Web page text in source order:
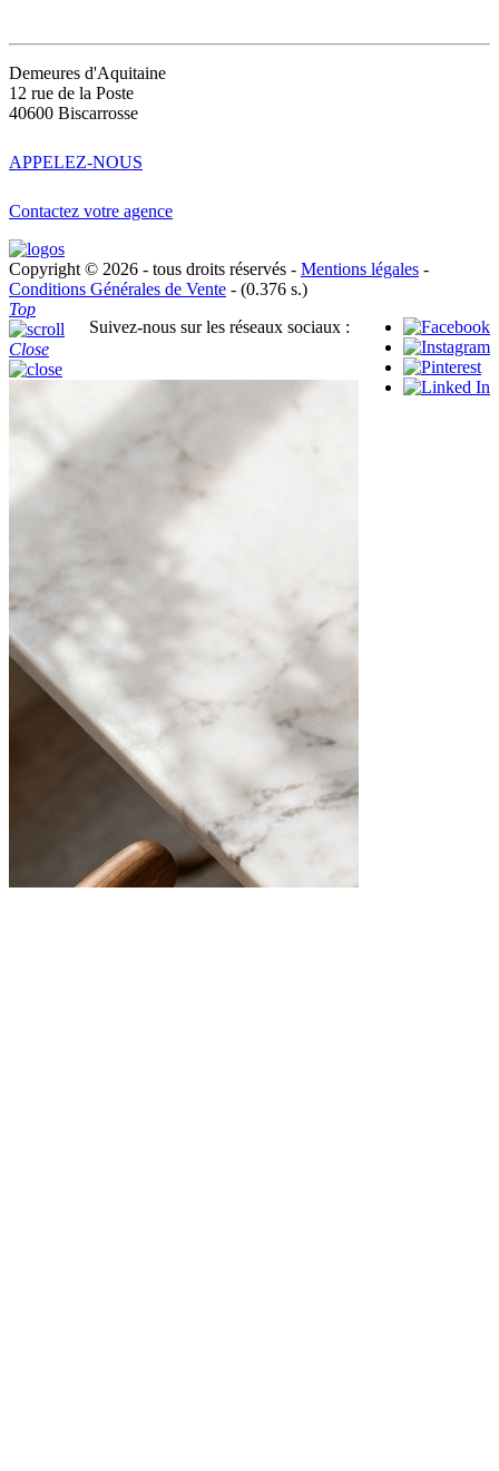
Demeures d'Aquitaine
12 rue de la Poste
40600 Biscarrosse
APPELEZ-NOUS
Contactez votre agence
Copyright © 2026 - tous droits réservés - Mentions légales -
Conditions Générales de Vente - (0.376 s.)
Suivez-nous sur les réseaux sociaux :
Top
Close